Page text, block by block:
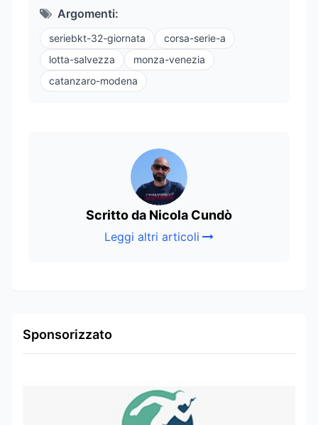
Argomenti:
seriebkt-32-giornata
corsa-serie-a
lotta-salvezza
monza-venezia
catanzaro-modena
Scritto da Nicola Cundò
Leggi altri articoli
Sponsorizzato